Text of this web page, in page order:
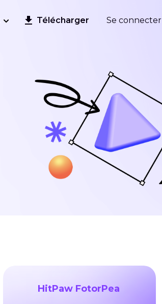
Se connecter
Télécharger
HitPaw FotorPea